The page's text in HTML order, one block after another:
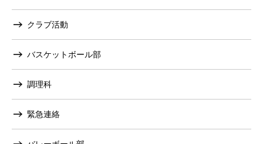
クラブ活動
バスケットボール部
調理科
緊急連絡